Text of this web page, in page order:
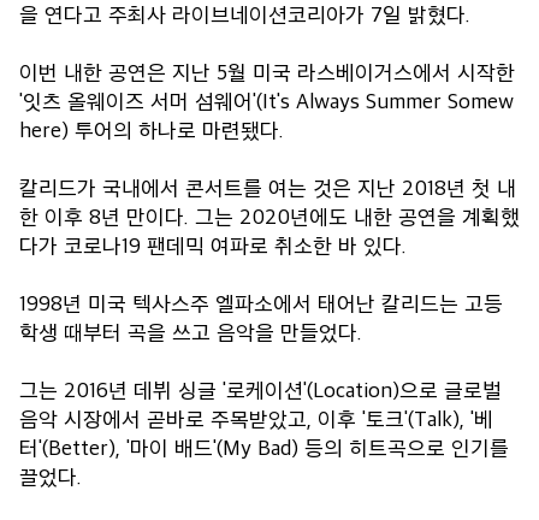
을 연다고 주최사 라이브네이션코리아가 7일 밝혔다.
이번 내한 공연은 지난 5월 미국 라스베이거스에서 시작한
'잇츠 올웨이즈 서머 섬웨어'(It's Always Summer Somew
here) 투어의 하나로 마련됐다.
칼리드가 국내에서 콘서트를 여는 것은 지난 2018년 첫 내
한 이후 8년 만이다. 그는 2020년에도 내한 공연을 계획했
다가 코로나19 팬데믹 여파로 취소한 바 있다.
1998년 미국 텍사스주 엘파소에서 태어난 칼리드는 고등
학생 때부터 곡을 쓰고 음악을 만들었다.
그는 2016년 데뷔 싱글 '로케이션'(Location)으로 글로벌
음악 시장에서 곧바로 주목받았고, 이후 '토크'(Talk), '베
터'(Better), '마이 배드'(My Bad) 등의 히트곡으로 인기를
끌었다.